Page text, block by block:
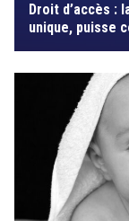
Droit d’accès :
unique, puisse